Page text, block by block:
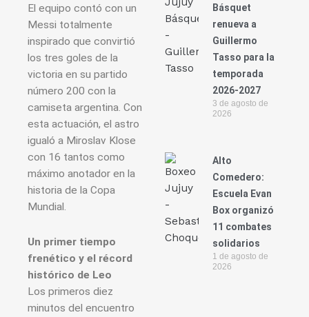
El equipo contó con un
Messi totalmente
inspirado que convirtió
los tres goles de la
victoria en su partido
número 200 con la
camiseta argentina. Con
esta actuación, el astro
igualó a Miroslav Klose
con 16 tantos como
máximo anotador en la
historia de la Copa
Mundial.
Un primer tiempo
frenético y el récord
histórico de Leo
Los primeros diez
minutos del encuentro
Básquet
renueva a
Guillermo
Tasso para la
temporada
2026-2027
3 de agosto de
2026
Alto
Comedero:
Escuela Evan
Box organizó
11 combates
solidarios
1 de agosto de
2026